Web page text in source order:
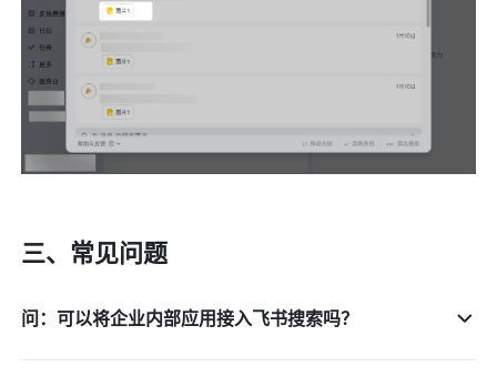
三、常见问题
问：可以将企业内部应用接入飞书搜索吗？